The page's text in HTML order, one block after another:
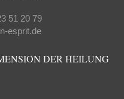
51 20 79
esprit.de
DER HEILUNG